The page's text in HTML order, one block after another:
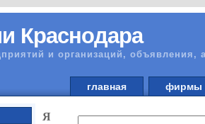
Краснодара
и организаций, объявления,
главная
Я